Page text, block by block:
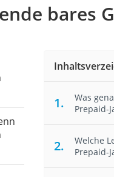
bares
Was
Prepaid-
Welche
Prepaid-